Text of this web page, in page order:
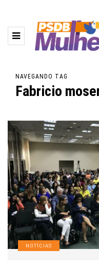
NAVEGANDO TAG
Fabricio
NOTÍCIAS